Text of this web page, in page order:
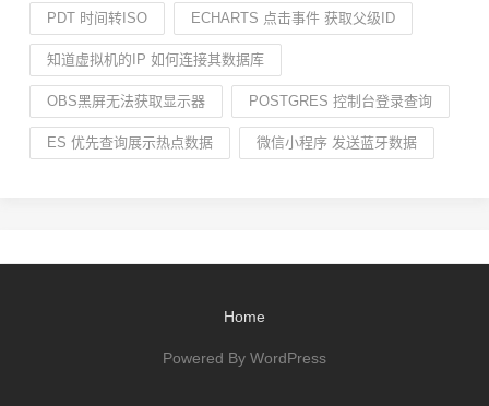
PDT 时间转ISO ECHARTS 点击事件 获取父级ID
知道虚拟机的IP 如何连接其数据库
OBS黑屏无法获取显示器 POSTGRES 控制台登录查询
ES 优先查询展示热点数据 微信小程序 发送蓝牙数据
Home
Powered By WordPress